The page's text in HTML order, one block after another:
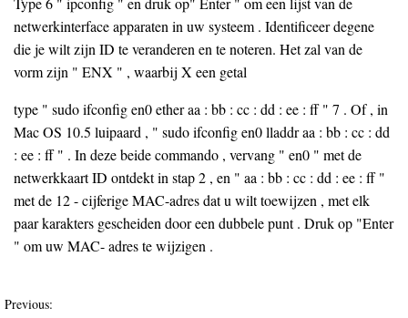
netwerkinterface apparaten in uw systeem . Identificeer degene
die je wilt zijn ID te veranderen en te noteren. Het zal van de
vorm zijn " ENX " , waarbij X een getal
type " sudo ifconfig en0 ether aa : bb : cc : dd : ee : ff " 7 . Of , in
Mac OS 10.5 luipaard , " sudo ifconfig en0 lladdr aa : bb : cc : dd
: ee : ff " . In deze beide commando , vervang " en0 " met de
netwerkkaart ID ontdekt in stap 2 , en " aa : bb : cc : dd : ee : ff "
met de 12 - cijferige MAC-adres dat u wilt toewijzen , met elk
paar karakters gescheiden door een dubbele punt . Druk op "Enter
" om uw MAC- adres te wijzigen .
Previous: